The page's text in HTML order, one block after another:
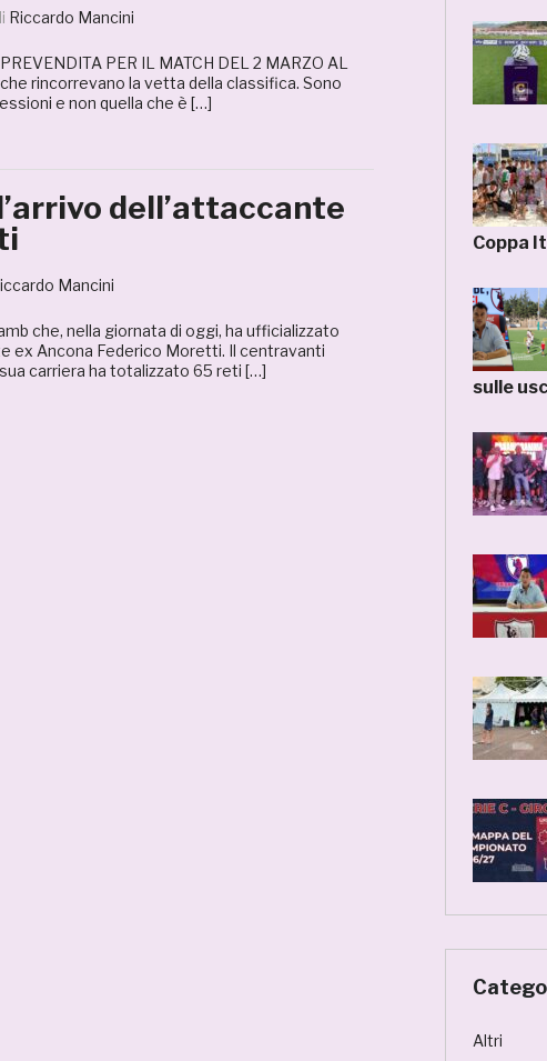
Riccardo Mancini
PER IL MATCH DEL 2 MARZO AL
rincorrevano la vetta della classifica. Sono
e non quella che è […]
dell’attaccante
Mancini
che, nella giornata di oggi, ha ufficializzato
ex Ancona Federico Moretti. Il centravanti
carriera ha totalizzato 65 reti […]
Coppa
sulle
Altri